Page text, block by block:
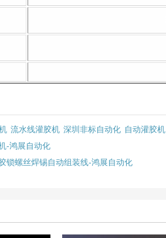
流水线灌胶机 深圳非标自动化 自动灌胶机
-鸿展自动化
锁螺丝焊锡自动组装线-鸿展自动化